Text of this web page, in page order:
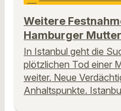
Weitere
Hamburger
In Istanbul geht die
plötzlichen Tod einer
weiter. Neue
Anhaltspunkte.